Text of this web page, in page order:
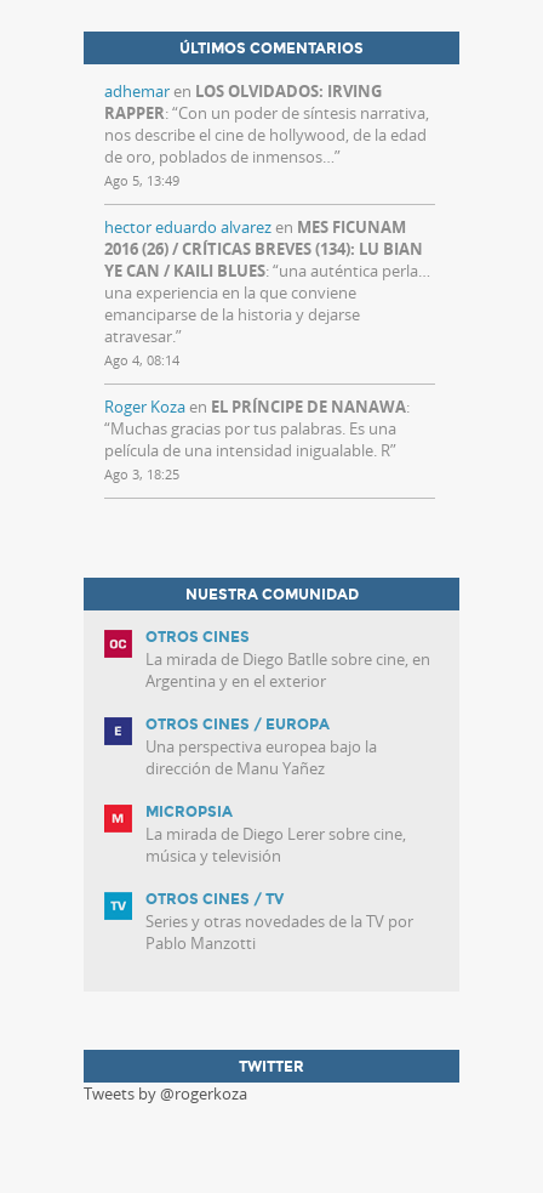
ÚLTIMOS COMENTARIOS
adhemaren LOS OLVIDADOS: IRVING
RAPPER: “Con un poder de síntesis narrativa,
nos describe el cine de hollywood, de la edad
de oro, poblados de inmensos… ”
Ago 5, 13:49
hector eduardo alvarezen MES FICUNAM
2016 (26) / CRÍTICAS BREVES (134): LU BIAN
YE CAN / KAILI BLUES: “una auténtica perla…
una experiencia en la que conviene
emanciparse de la historia y dejarse
atravesar.”
Ago 4, 08:14
Roger Kozaen EL PRÍNCIPE DE NANAWA:
“Muchas gracias por tus palabras. Es una
película de una intensidad inigualable. R”
Ago 3, 18:25
NUESTRA COMUNIDAD
OTROS CINES
La mirada de Diego Batlle sobre cine, en
Argentina y en el exterior
OTROS CINES / EUROPA
Una perspectiva europea bajo la
dirección de Manu Yañez
MICROPSIA
La mirada de Diego Lerer sobre cine,
música y televisión
OTROS CINES / TV
Series y otras novedades de la TV por
Pablo Manzotti
TWITTER
Tweets by @rogerkoza